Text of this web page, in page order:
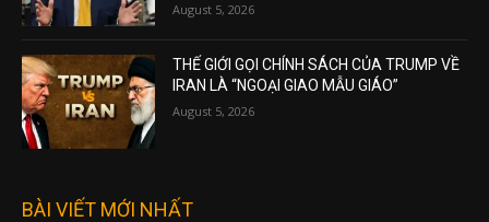
August 5, 2026
THẾ GIỚI GỌI CHÍNH SÁCH CỦA TRUMP VỀ
IRAN LÀ “NGOẠI GIAO MẪU GIÁO”
August 5, 2026
BÀI VIẾT MỚI NHẤT